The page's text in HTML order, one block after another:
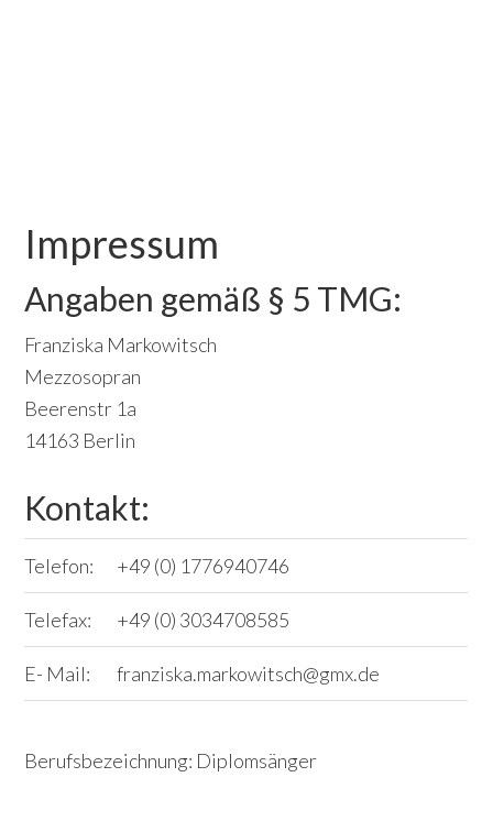
Impressum
Angaben gemäß § 5 TMG:
Franziska Markowitsch
Mezzosopran
Beerenstr 1a
14163 Berlin
Kontakt:
Telefon: +49 (0) 1776940746
Telefax: +49 (0) 3034708585
E- Mail: franziska.markowitsch@gmx.de
Berufsbezeichnung: Diplomsänger